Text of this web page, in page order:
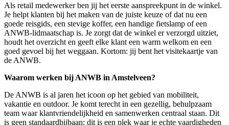
Als retail medewerkerben jij het eerste aanspreekpunt in de winkel.
Je helpt klanten bij het maken van de juiste keuze of dat nu een
goede reisgids, een stevige koffer, een handige fietslamp of een
ANWB-lidmaatschap is. Je zorgt dat de winkel er verzorgd uitziet,
houdt het overzicht en geeft elke klant een warm welkom en een
goed gevoel bij het weggaan. Kortom: jij bent het visitekaartje van
de ANWB.
Waarom werken bij ANWB in Amstelveen?
De ANWB is al jaren het icoon op het gebied van mobiliteit,
vakantie en outdoor. Je komt terecht in een gezellig, behulpzaam
team waar klantvriendelijkheid en samenwerken centraal staan. Dit
is geen standaardbijbaan: dit is een plek waar je echte vaardigheden